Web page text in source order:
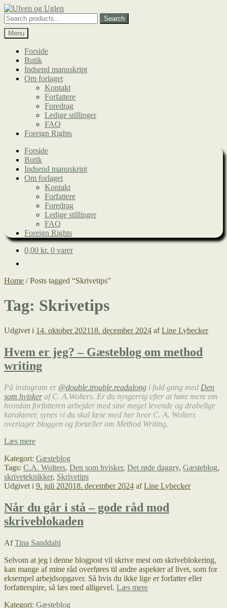
Spring
til
navigation
Spring
til
indhold
Search
for:
Search
Menu
Forside
Butik
Indsend manuskript
Om forlaget
Kontakt
Forfattere
Foredrag
Ledige stillinger
FAQ
Foreign Rights
Forside
Butik
Indsend manuskript
Om forlaget
Kontakt
Forfattere
Foredrag
Ledige stillinger
FAQ
Foreign Rights
0,00 kr. 0 varer
Home /Posts tagged “Skrivetips”
Tag: Skrivetips
Udgivet i 14. oktober 202118. december 2024 afLine Lybecker
Hvem er jeg? – Gæsteblog om method
writing
På instagram er @double.trouble.readalong i fuld gang med Den
som hvisker af C. A.Wolters. Er du nysgerrig efter at høre mere om
hvordan forfatteren arbejder med sine meget levende og drabelige
karakterer, synes vi du skal læse med her hvor C. A. Wolters
overtager bloggen og fortæller om Method Writing.
Læs mereHvem
jeg?
–
Gæsteblog
om
writing
Kategori: Gæsteblog
Tags: C.A. Wolters, Den som hvisker, Det røde daggry, Gæsteblog,
skriveteknikker, Skrivetips
Udgivet i 9. juli 202018. december 2024 afLine Lybecker
Når du går i stå – gode råd mod
skriveblokaden
AfTina Sanddahl
Selvom at jeg i denne blogpost vil skrive mest om skriveblokering,
kan mange af mine råd overføres til andre aspekter af livet, som for
eksempel arbejdsopgaver. Så hvis du ikke lige er forfatter eller
forfatterspire, så læs med alligevel. Læs mereNår
Kategori: Gæsteblog